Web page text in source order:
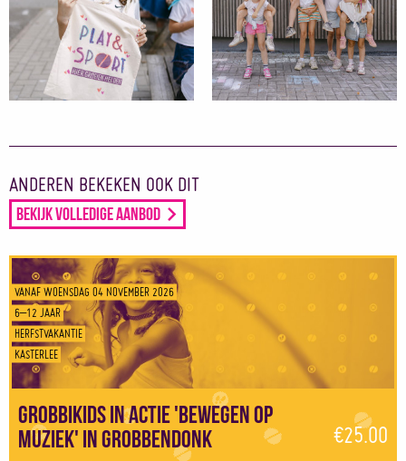
ANDEREN BEKEKEN OOK DIT
Bekijk volledige aanbod
VANAF WOENSDAG 04 NOVEMBER 2026
6–12 JAAR
HERFSTVAKANTIE
KASTERLEE
Grobbikids in actie 'Bewegen op
muziek' in Grobbendonk
€25.00